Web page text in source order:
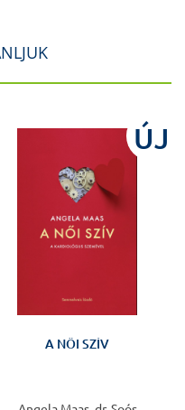
ÚJ
A NŐI SZÍV